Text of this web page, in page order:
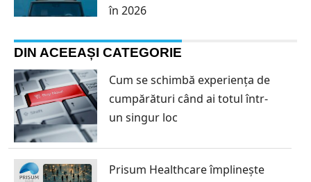
în 2026
DIN ACEEAȘI CATEGORIE
Cum se schimbă experiența de
cumpărături când ai totul într-
un singur loc
Prisum Healthcare împlinește